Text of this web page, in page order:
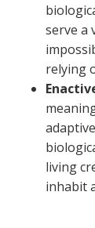
serve a
relying
living
inhabit